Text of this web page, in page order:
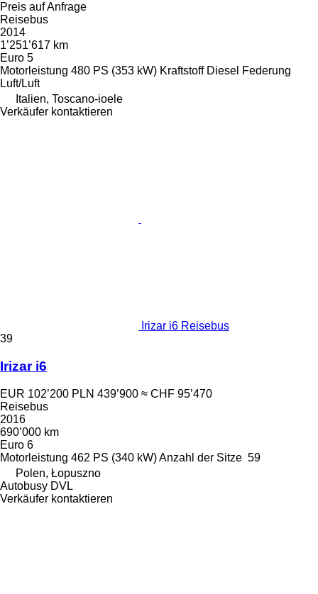
Preis auf Anfrage
Reisebus
2014
1’251’617 km
Euro 5
Motorleistung 480 PS (353 kW) Kraftstoff Diesel Federung
Luft/Luft
Italien, Toscano-ioele
Verkäufer kontaktieren
Irizar i6 Reisebus
39
Irizar i6
EUR 102’200 PLN 439’900 ≈ CHF 95’470
Reisebus
2016
690’000 km
Euro 6
Motorleistung 462 PS (340 kW)Anzahl der Sitze 59
Polen, Łopuszno
Autobusy DVL
Verkäufer kontaktieren